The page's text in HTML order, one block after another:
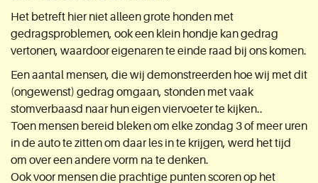
Het betreft hier niet alleen grote honden met
gedragsproblemen, ook een klein hondje kan gedrag
vertonen, waardoor eigenaren te einde raad bij ons komen.
Een aantal mensen, die wij demonstreerden hoe wij met dit
(ongewenst) gedrag omgaan, stonden met vaak
stomverbaasd naar hun eigen viervoeter te kijken..
Toen mensen bereid bleken om elke zondag 3 of meer uren
in de auto te zitten om daar les in te krijgen, werd het tijd
om over een andere vorm na te denken.
Ook voor mensen die prachtige punten scoren op het